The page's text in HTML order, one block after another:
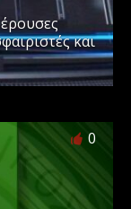
και
0